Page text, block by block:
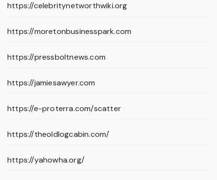
https://celebritynetworthwiki.org
https://moretonbusinesspark.com
https://pressboltnews.com
https://jamiesawyer.com
https://e-proterra.com/scatter
https://theoldlogcabin.com/
https://yahowha.org/